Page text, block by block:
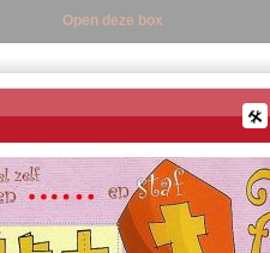
Open deze box